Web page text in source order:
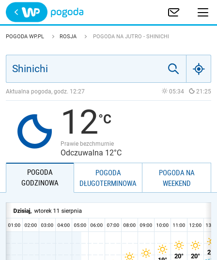
Trwa ładowanie
POLSKA
JAKOŚĆ POWIETRZA
POGODA WP.PL ROSJA POGODA NA JUTRO - SHINICHI
Aktualna pogoda, godz. 12:27 05:34 21:25
12
Prawie bezchmurnie
Odczuwalna 12°C
POGODA
GODZINOWA
POGODA
DŁUGOTERMINOWA
POGODA NA
WEEKEND